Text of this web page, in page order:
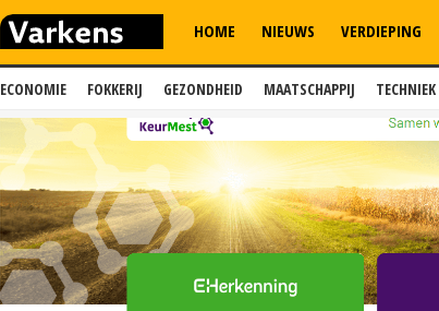
ECONOMIE FOKKERIJ GEZONDHEID MAATSCHAPPIJ TECHNIEK
HOME NIEUWS VERDIEPING